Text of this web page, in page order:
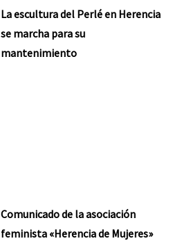
La escultura del Perlé en Herencia
se marcha para su
mantenimiento
Comunicado de la asociación
feminista «Herencia de Mujeres»